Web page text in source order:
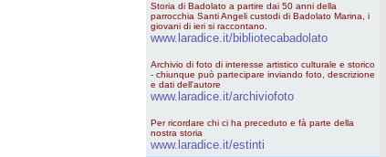
Storia di Badolato a partire dai 50 anni della
parrocchia Santi Angeli custodi di Badolato Marina, i
giovani di ieri si raccontano.
www.laradice.it/bibliotecabadolato
Archivio di foto di interesse artistico culturale e storico
- chiunque può partecipare inviando foto, descrizione
e dati dell'autore
www.laradice.it/archiviofoto
Per ricordare chi ci ha preceduto e fà parte della
nostra storia
www.laradice.it/estinti